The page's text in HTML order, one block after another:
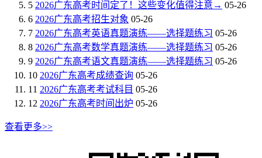
5 2026广东高考时间定了！这些变化值得注意→ 05-26
6 2026广东高考招生对象 05-26
7 2026广东高考英语真题演练——选择题练习 05-26
8 2026广东高考数学真题演练——选择题练习 05-26
9 2026广东高考语文真题演练——选择题练习 05-26
10 2026广东高考成绩查询 05-26
11 2026广东高考考试科目 05-26
12 2026广东高考时间出炉 05-26
查看更多>>